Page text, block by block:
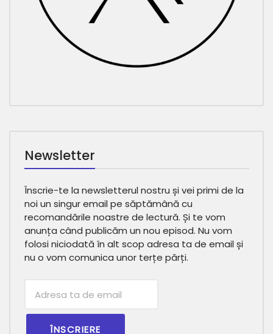
Newsletter
Înscrie-te la newsletterul nostru și vei primi de la
noi un singur email pe săptămână cu
recomandările noastre de lectură. Și te vom
anunța când publicăm un nou episod. Nu vom
folosi niciodată în alt scop adresa ta de email și
nu o vom comunica unor terțe părți.
Email